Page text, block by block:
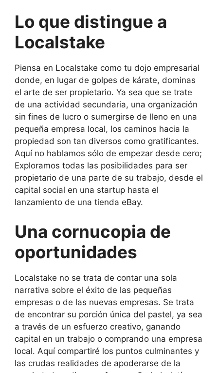
Lo que distingue a
Localstake
Piensa en Localstake como tu dojo empresarial
donde, en lugar de golpes de kárate, dominas
el arte de ser propietario. Ya sea que se trate
de una actividad secundaria, una organización
sin fines de lucro o sumergirse de lleno en una
pequeña empresa local, los caminos hacia la
propiedad son tan diversos como gratificantes.
Aquí no hablamos sólo de empezar desde cero;
Exploramos todas las posibilidades para ser
propietario de una parte de su trabajo, desde el
capital social en una startup hasta el
lanzamiento de una tienda eBay.
Una cornucopia de
oportunidades
Localstake no se trata de contar una sola
narrativa sobre el éxito de las pequeñas
empresas o de las nuevas empresas. Se trata
de encontrar su porción única del pastel, ya sea
a través de un esfuerzo creativo, ganando
capital en un trabajo o comprando una empresa
local. Aquí compartiré los puntos culminantes y
las crudas realidades de apoderarse de la